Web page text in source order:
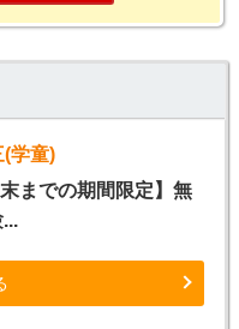
学童)
末までの期間限定】無